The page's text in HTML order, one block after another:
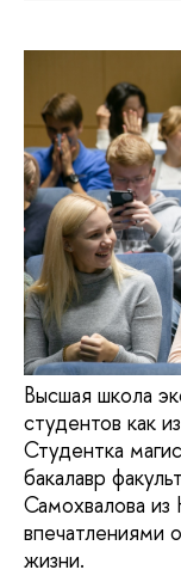
Высшая школа
студентов как
Студентка
бакалавр
Самохвалова из
впечатлениями
жизни.